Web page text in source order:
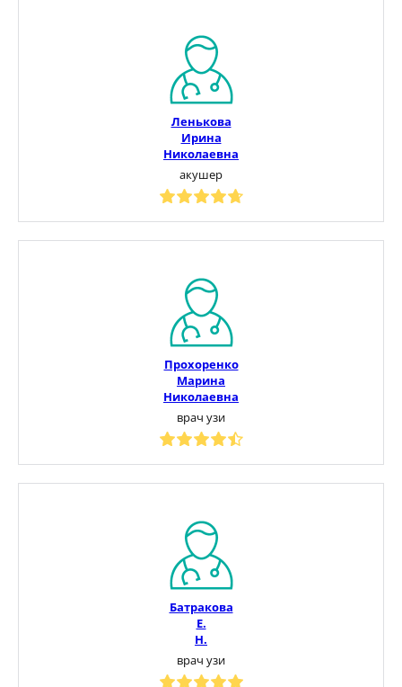
Ленькова
Ирина
Николаевна
акушер
Прохоренко
Марина
Николаевна
врач узи
Батракова
Е.
Н.
врач узи